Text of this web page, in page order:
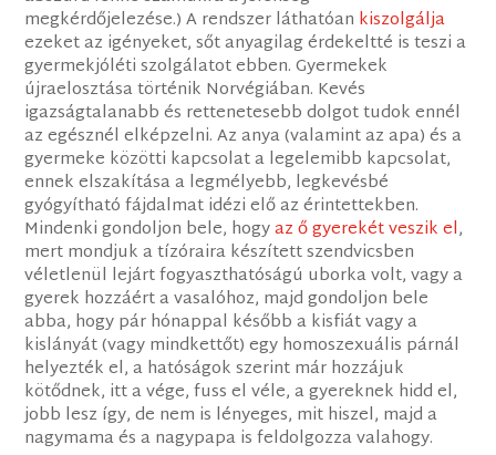
megkérdőjelezése.) A rendszer láthatóan kiszolgálja
ezeket az igényeket, sőt anyagilag érdekeltté is teszi a
gyermekjóléti szolgálatot ebben. Gyermekek
újraelosztása történik Norvégiában. Kevés
igazságtalanabb és rettenetesebb dolgot tudok ennél
az egésznél elképzelni. Az anya (valamint az apa) és a
gyermeke közötti kapcsolat a legelemibb kapcsolat,
ennek elszakítása a legmélyebb, legkevésbé
gyógyítható fájdalmat idézi elő az érintettekben.​
Mindenki gondoljon bele, hogyaz ő gyerekét veszik el,
mert mondjuk a tízóraira készített szendvicsben
véletlenül lejárt fogyaszthatóságú uborka volt, vagy a
gyerek hozzáért a vasalóhoz, majd gondoljon bele
abba, hogy pár hónappal később a kisfiát vagy a
kislányát (vagy mindkettőt) egy homoszexuális párnál
helyezték el, a hatóságok szerint már hozzájuk
kötődnek, itt a vége, fuss el véle, a gyereknek hidd el,
jobb lesz így, de nem is lényeges, mit hiszel, majd a
nagymama és a nagypapa is feldolgozza valahogy.